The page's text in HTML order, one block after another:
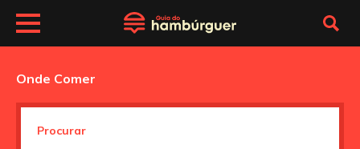
Onde Comer
Procurar